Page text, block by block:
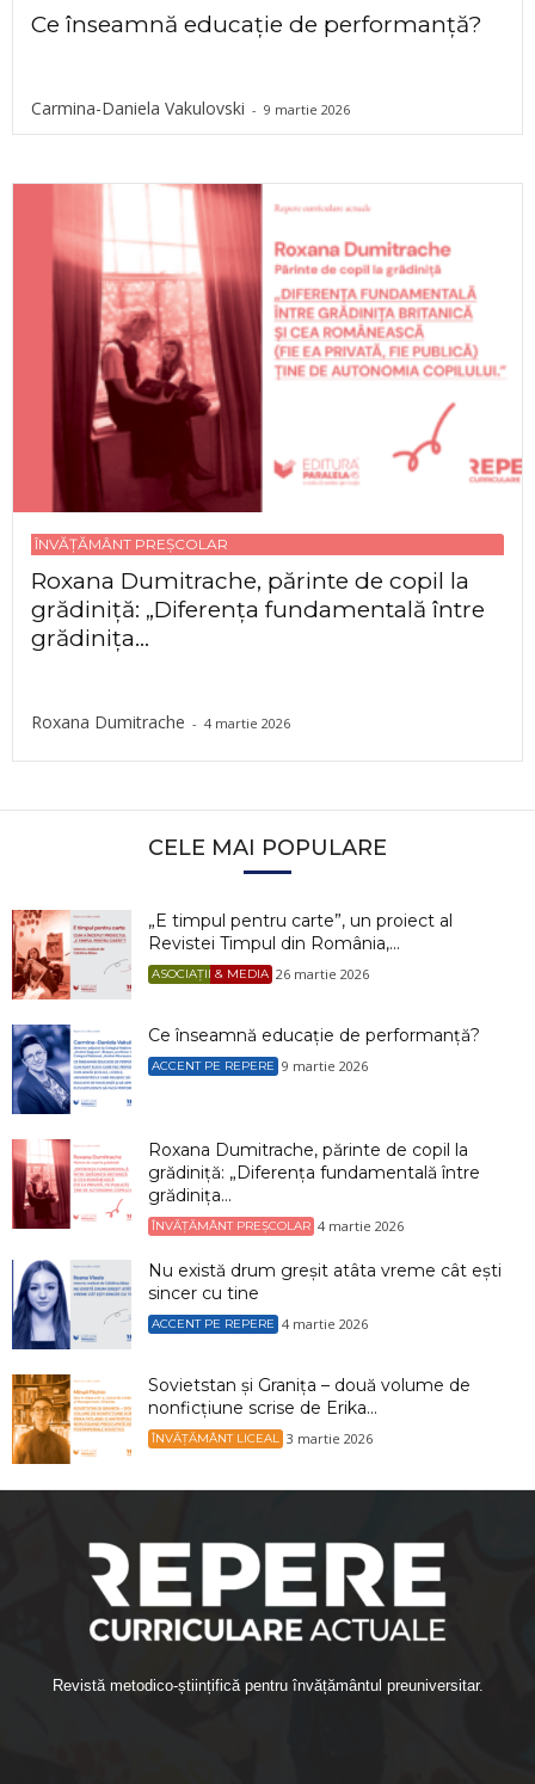
Ce înseamnă educație de performanță?
Carmina-Daniela Vakulovski - 9 martie 2026
ÎNVĂȚĂMÂNT PREȘCOLAR
Roxana Dumitrache, părinte de copil la
grădiniță: „Diferența fundamentală între
grădinița...
Roxana Dumitrache - 4 martie 2026
CELE MAI POPULARE
„E timpul pentru carte”, un proiect al
Revistei Timpul din România,...
ASOCIAȚII & MEDIA 26 martie 2026
Ce înseamnă educație de performanță?
ACCENT PE REPERE 9 martie 2026
Roxana Dumitrache, părinte de copil la
grădiniță: „Diferența fundamentală între
grădinița...
ÎNVĂȚĂMÂNT PREȘCOLAR 4 martie 2026
Nu există drum greșit atâta vreme cât ești
sincer cu tine
ACCENT PE REPERE 4 martie 2026
Sovietstan și Granița – două volume de
nonficțiune scrise de Erika...
ÎNVĂȚĂMÂNT LICEAL 3 martie 2026
Revistă metodico-științifică pentru învățământul preuniversitar.